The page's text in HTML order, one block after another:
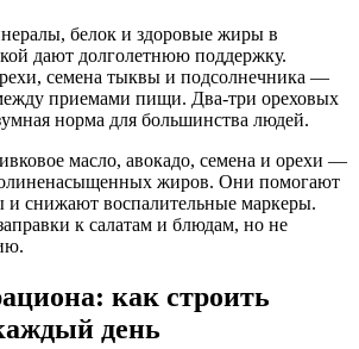
белок и здоровые жиры в
дают долголетнюю поддержку.
семена тыквы и подсолнечника —
приемами пищи. Два-три ореховых
норма для большинства людей.
масло, авокадо, семена и орехи —
жиров. Они помогают
и снижают воспалительные маркеры.
к салатам и блюдам, но не
как строить
день